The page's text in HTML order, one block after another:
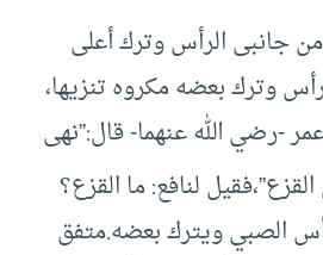
جانبى الرأس وترك أعلى
وترك بعضه مكروه تنزيها،
-رضي الله عنهما- قال:”نهى
لنافع: ما القزع؟
الصبي ويترك بعضه.متفق